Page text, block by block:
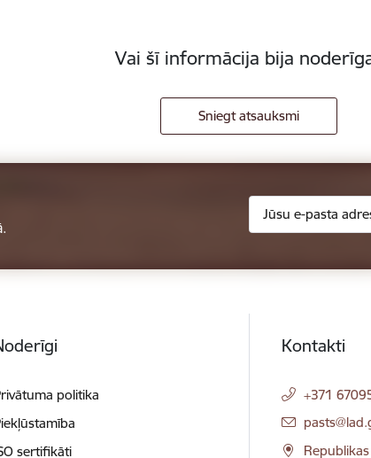
Vai šī informācija bija
Sniegt atsauksmi
politika
sertifikāti
Kontakti
+371
E-pasts: